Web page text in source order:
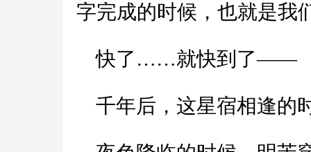
字完成的时候，也就是我
快了……就快到了——
千年后，这星宿相逢的